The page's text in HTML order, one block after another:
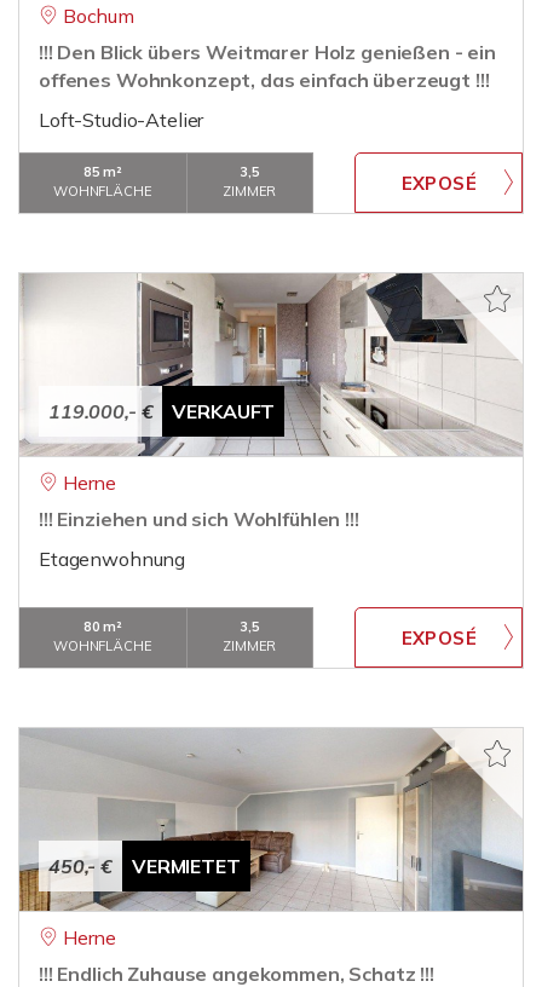
Bochum
!!! Den Blick übers Weitmarer Holz genießen - ein
offenes Wohnkonzept, das einfach überzeugt !!!
Loft-Studio-Atelier
85 m²
WOHNFLÄCHE
3,5
ZIMMER
119.000,- € VERKAUFT
Herne
!!! Einziehen und sich Wohlfühlen !!!
Etagenwohnung
80 m²
WOHNFLÄCHE
3,5
ZIMMER
450,- € VERMIETET
Herne
!!! Endlich Zuhause angekommen, Schatz !!!